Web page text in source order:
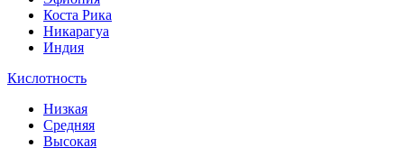
Коста Рика
Никарагуа
Индия
Кислотность
Низкая
Средняя
Высокая